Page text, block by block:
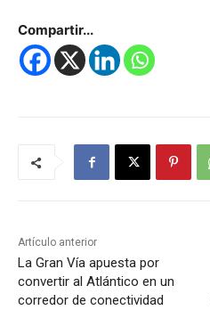
Compartir...
Artículo anterior
La Gran Vía apuesta por
convertir al Atlántico en un
corredor de conectividad